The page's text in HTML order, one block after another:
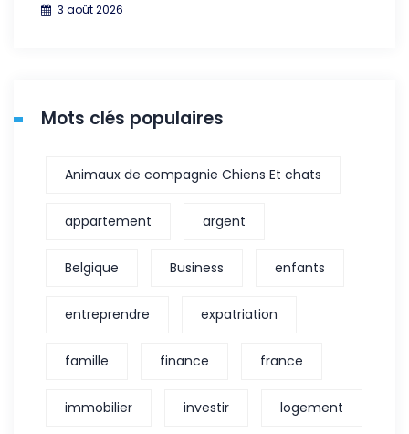
3 août 2026
Mots clés populaires
Animaux de compagnie Chiens Et chats
appartement argent
Belgique Business enfants
entreprendre expatriation
famille finance france
immobilier investir logement